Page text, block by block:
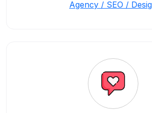
Agency / SEO /